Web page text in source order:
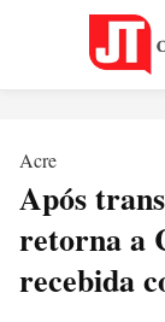
Acre
Após
retorna a
recebida